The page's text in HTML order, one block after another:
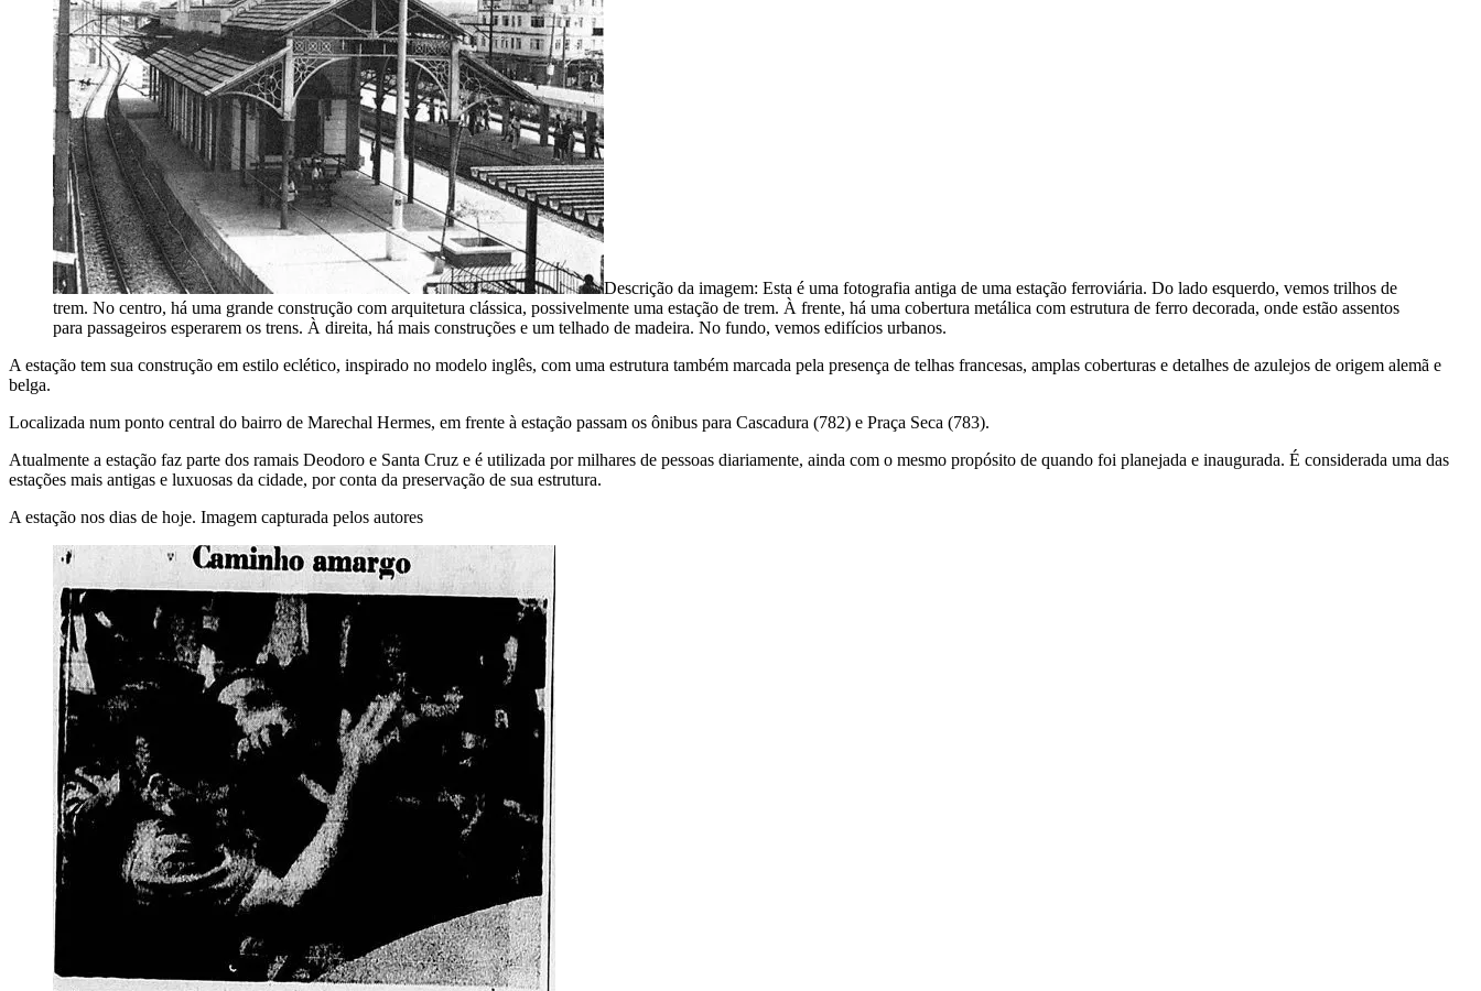
Descrição da imagem: Esta é uma fotografia antiga de uma estação ferroviária. Do lado esquerdo, vemos trilhos de
trem. No centro, há uma grande construção com arquitetura clássica, possivelmente uma estação de trem. À frente, há uma cobertura metálica com estrutura de ferro decorada, onde estão assentos
para passageiros esperarem os trens. À direita, há mais construções e um telhado de madeira. No fundo, vemos edifícios urbanos.
A estação tem sua construção em estilo eclético, inspirado no modelo inglês, com uma estrutura também marcada pela presença de telhas francesas, amplas coberturas e detalhes de azulejos de origem alemã e
belga.
Localizada num ponto central do bairro de Marechal Hermes, em frente à estação passam os ônibus para Cascadura (782) e Praça Seca (783).
Atualmente a estação faz parte dos ramais Deodoro e Santa Cruz e é utilizada por milhares de pessoas diariamente, ainda com o mesmo propósito de quando foi planejada e inaugurada. É considerada uma das
estações mais antigas e luxuosas da cidade, por conta da preservação de sua estrutura.
A estação nos dias de hoje. Imagem capturada pelos autores